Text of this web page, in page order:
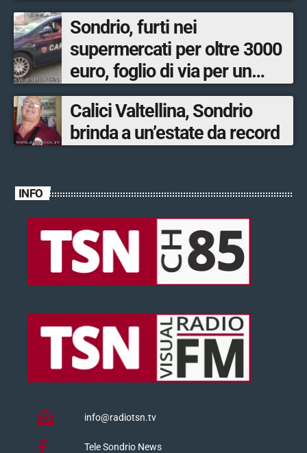
Sondrio, furti nei
supermercati per oltre 3000
euro, foglio di via per un
ventinovenne
Calici Valtellina, Sondrio
brinda a un’estate da record
INFO
info@radiotsn.tv
Tele Sondrio News